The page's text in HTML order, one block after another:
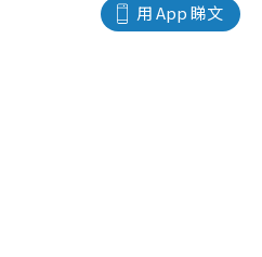
用 App 睇文